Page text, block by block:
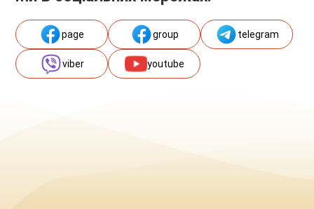
page group telegram
viber youtube